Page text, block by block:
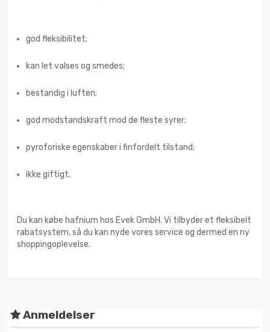
god fleksibilitet;
kan let valses og smedes;
bestandig i luften;
god modstandskraft mod de fleste syrer;
pyroforiske egenskaber i finfordelt tilstand;
ikke giftigt.
Du kan købe hafnium hos Evek GmbH. Vi tilbyder et fleksibelt
rabatsystem, så du kan nyde vores service og dermed en ny
shoppingoplevelse.
Anmeldelser